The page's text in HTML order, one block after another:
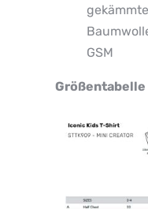
GSM
Größentabelle